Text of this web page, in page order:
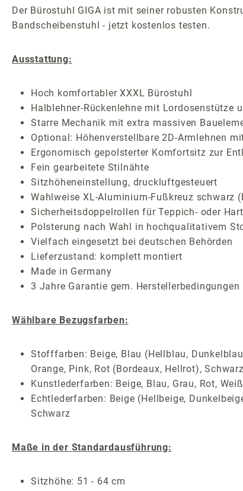
Der Bürostuhl GIGA ist mit seiner robusten
Bandscheibenstuhl - jetzt kostenlos testen.
Ausstattung:
Hoch komfortabler XXXL Bürostuhl
Halblehner-Rückenlehne mit Lordosenstütze
Starre Mechanik mit extra massiven
Optional: Höhenverstellbare 2D-Armlehnen
Ergonomisch gepolsterter Komfortsitz zur
Fein gearbeitete Stilnähte
Sitzhöheneinstellung, druckluftgesteuert
Wahlweise XL-Aluminium-Fußkreuz
Sicherheitsdoppelrollen für Teppich- oder
Polsterung nach Wahl in hochqualitativem
Vielfach eingesetzt bei deutschen Behörden
Lieferzustand: komplett montiert
Made in Germany
3 Jahre Garantie gem. Herstellerbedingungen
Wählbare Bezugsfarben:
Stofffarben: Beige, Blau (Hellblau,
Orange, Pink, Rot (Bordeaux, Hellrot), Schwarz
Kunstlederfarben: Beige, Blau, Grau, Rot,
Echtlederfarben: Beige (Hellbeige,
Schwarz
Maße in der Standardausführung:
Sitzhöhe: 51 - 64 cm